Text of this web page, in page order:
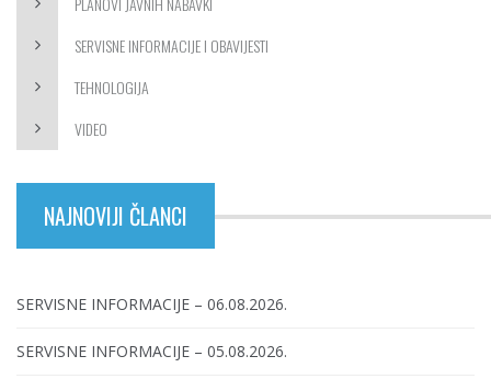
SERVISNE INFORMACIJE I OBAVIJESTI
TEHNOLOGIJA
VIDEO
NAJNOVIJI ČLANCI
SERVISNE INFORMACIJE – 06.08.2026.
SERVISNE INFORMACIJE – 05.08.2026.